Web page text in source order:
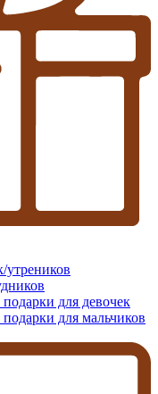
утреников
для девочек
для мальчиков